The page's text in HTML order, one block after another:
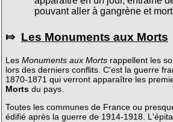
pouvant aller à gangrène et
⤇ Les Monuments aux Morts
Les Monuments aux Mortsrappellent les
lors des derniers conflits. C'est la guerre
1870-1871 qui verront apparaître les
Mortsdu pays.
Toutes les communes de France ou
édifié après la guerre de 1914-1918.